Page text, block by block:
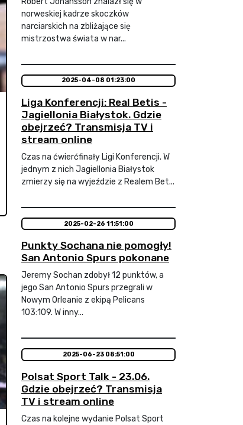
norweskiej kadrze skoczków
narciarskich na zbliżające się
mistrzostwa świata w nar...
2025-04-08 01:23:00
Liga Konferencji: Real Betis -
Jagiellonia Białystok. Gdzie
obejrzeć? Transmisja TV i
stream online
Czas na ćwierćfinały Ligi Konferencji. W
jednym z nich Jagiellonia Białystok
zmierzy się na wyjeździe z Realem Bet...
2025-02-26 11:51:00
Punkty Sochana nie pomogły!
San Antonio Spurs pokonane
Jeremy Sochan zdobył 12 punktów, a
jego San Antonio Spurs przegrali w
Nowym Orleanie z ekipą Pelicans
103:109. W inny...
2025-06-23 08:51:00
Polsat Sport Talk - 23.06.
Gdzie obejrzeć? Transmisja
TV i stream online
Czas na kolejne wydanie Polsat Sport